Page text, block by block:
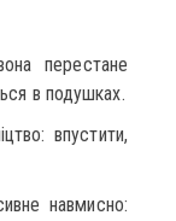
перестане
в подушках.
впустити,
навмисно: